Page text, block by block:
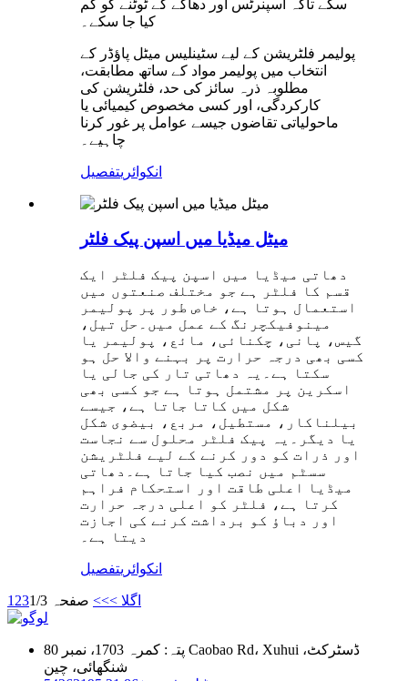
سکے تاکہ اسپنرٹس اور دھاگے کے ٹوٹنے کو کم
کیا جا سکے۔
پولیمر فلٹریشن کے لیے سٹینلیس میٹل پاؤڈر کے
انتخاب میں پولیمر مواد کے ساتھ مطابقت،
مطلوبہ ذرہ سائز کی حد، فلٹریشن کی
کارکردگی، اور کسی مخصوص کیمیائی یا
ماحولیاتی تقاضوں جیسے عوامل پر غور کرنا
چاہیے۔
انکوائریتفصیل
میٹل میڈیا میں اسپن پیک فلٹر
دھاتی میڈیا میں اسپن پیک فلٹر ایک
قسم کا فلٹر ہے جو مختلف صنعتوں میں
استعمال ہوتا ہے، خاص طور پر پولیمر
مینوفیکچرنگ کے عمل میں۔حل تیل،
گیس، پانی، چکنائی، مائع، پولیمر یا
کسی بھی درجہ حرارت پر بہنے والا حل ہو
سکتا ہے۔یہ دھاتی تار کی جالی یا
اسکرین پر مشتمل ہوتا ہے جو کسی بھی
شکل میں کاتا جاتا ہے، جیسے
بیلناکار، مستطیل، مربع، بیضوی شکل
یا دیگر۔یہ پیک فلٹر محلول سے نجاست
اور ذرات کو دور کرنے کے لیے فلٹریشن
سسٹم میں نصب کیا جاتا ہے۔دھاتی
میڈیا اعلی طاقت اور استحکام فراہم
کرتا ہے، فلٹر کو اعلی درجہ حرارت
اور دباؤ کو برداشت کرنے کی اجازت
دیتا ہے۔
انکوائریتفصیل
1 23 اگلا >>> صفحہ 1/3
پتہ: کمرہ 1703، نمبر 80 Caobao Rd، Xuhui ڈسٹرکٹ،
شنگھائی، چین